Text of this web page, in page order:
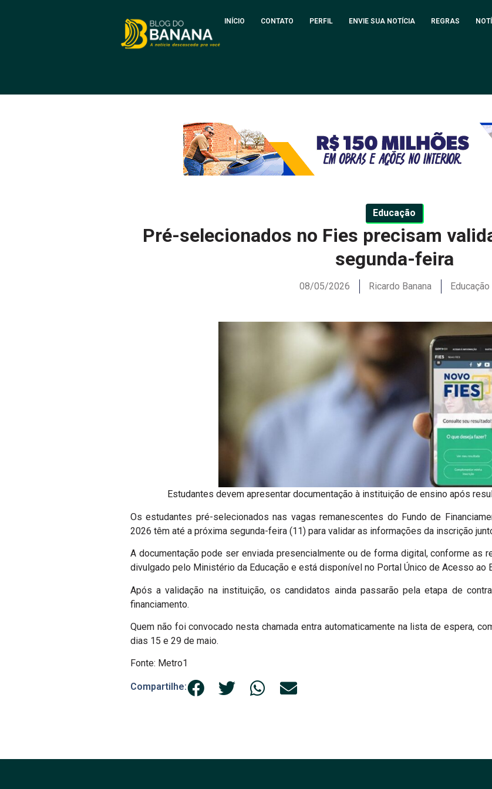
INÍCIO CONTATO PERFIL ENVIE SUA NOTÍCIA REGRAS
Educação
Pré-selecionados no Fies precisam
segunda-feira
08/05/2026 Ricardo Banana Educação
Estudantes devem apresentar documentação à instituição de ensino após
Os estudantes pré-selecionados nas vagas remanescentes do Fundo de
2026 têm até a próxima segunda-feira (11) para validar as informações da inscrição
A documentação pode ser enviada presencialmente ou de forma digital, conforme as
divulgado pelo Ministério da Educação e está disponível no Portal Único de Acesso ao
Após a validação na instituição, os candidatos ainda passarão pela etapa de
financiamento.
Quem não foi convocado nesta chamada entra automaticamente na lista de espera,
dias 15 e 29 de maio.
Fonte: Metro1
Compartilhe: